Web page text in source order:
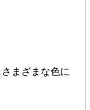
まざまな色に